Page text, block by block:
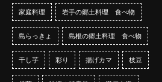
家庭料理 岩手の郷土料理 食べ物
島らっきょ 島根の郷土料理 食べ物
干し芋 彩り 揚げカマ 枝豆